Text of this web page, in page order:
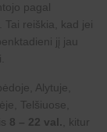
pagal
Tai reiškia, kad jei
jį jau
Alytuje,
Telšiuose,
8 – 22 val. , kitur